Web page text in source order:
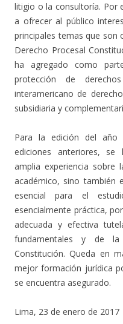
litigio o la consultoría. Por
a ofrecer al público
principales temas que son
Derecho Procesal
ha agregado como
protección de
interamericano de
subsidiaria y
Para la edición del año
ediciones anteriores,
amplia experiencia
académico, sino también
esencial para el
esencialmente práctica,
adecuada y efectiva
fundamentales y de
Constitución. Queda en
mejor formación jurídica
se encuentra asegurado.
Lima, 23 de enero de 2017